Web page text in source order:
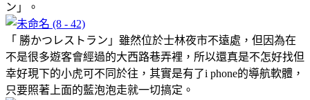
ン」。
「 勝かつレストラン」雖然位於士林夜市不遠處，但因為在
不是很多遊客會經過的大西路巷弄裡，所以還真是不怎好找但
幸好現下的小虎可不同於往，其實是有了i phone的導航軟體，
只要照著上面的藍泡泡走就一切搞定。